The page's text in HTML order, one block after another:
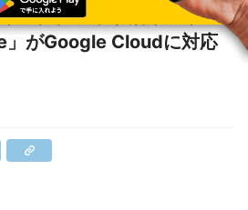
ッククラウド活用ソリュ
がGoogle Cloudに対応